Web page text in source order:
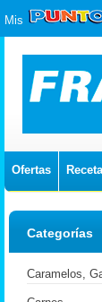
Mis
Ofertas
Categorías
Caramelos,